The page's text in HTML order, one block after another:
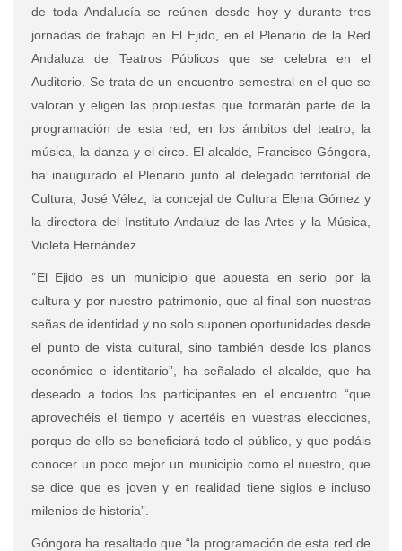
de toda Andalucía se reúnen desde hoy y durante tres
jornadas de trabajo en El Ejido, en el Plenario de la Red
Andaluza de Teatros Públicos que se celebra en el
Auditorio. Se trata de un encuentro semestral en el que se
valoran y eligen las propuestas que formarán parte de la
programación de esta red, en los ámbitos del teatro, la
música, la danza y el circo. El alcalde, Francisco Góngora,
ha inaugurado el Plenario junto al delegado territorial de
Cultura, José Vélez, la concejal de Cultura Elena Gómez y
la directora del Instituto Andaluz de las Artes y la Música,
Violeta Hernández.
“El Ejido es un municipio que apuesta en serio por la
cultura y por nuestro patrimonio, que al final son nuestras
señas de identidad y no solo suponen oportunidades desde
el punto de vista cultural, sino también desde los planos
económico e identitario”, ha señalado el alcalde, que ha
deseado a todos los participantes en el encuentro “que
aprovechéis el tiempo y acertéis en vuestras elecciones,
porque de ello se beneficiará todo el público, y que podáis
conocer un poco mejor un municipio como el nuestro, que
se dice que es joven y en realidad tiene siglos e incluso
milenios de historia”.
Góngora ha resaltado que “la programación de esta red de